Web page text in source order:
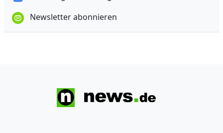
Newsletter abonnieren